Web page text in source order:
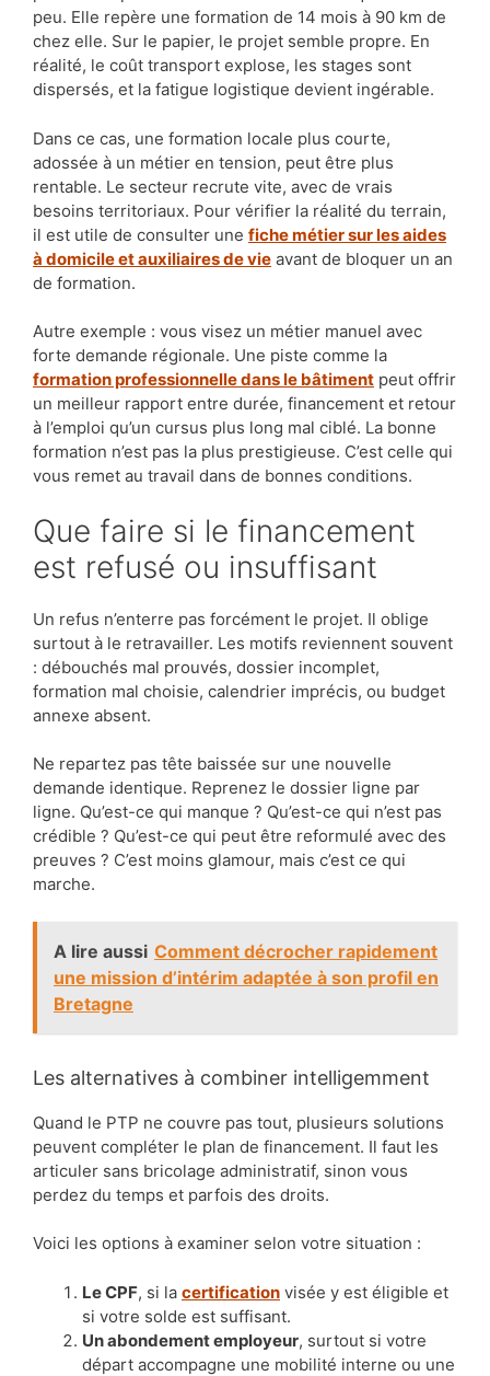
peu. Elle repère une formation de 14 mois à 90 km de
chez elle. Sur le papier, le projet semble propre. En
réalité, le coût transport explose, les stages sont
dispersés, et la fatigue logistique devient ingérable.
Dans ce cas, une formation locale plus courte,
adossée à un métier en tension, peut être plus
rentable. Le secteur recrute vite, avec de vrais
besoins territoriaux. Pour vérifier la réalité du terrain,
il est utile de consulter une fiche métier sur les aides
à domicile et auxiliaires de vie avant de bloquer un an
de formation.
Autre exemple : vous visez un métier manuel avec
forte demande régionale. Une piste comme la
formation professionnelle dans le bâtiment peut offrir
un meilleur rapport entre durée, financement et retour
à l’emploi qu’un cursus plus long mal ciblé. La bonne
formation n’est pas la plus prestigieuse. C’est celle qui
vous remet au travail dans de bonnes conditions.
Que faire si le financement
est refusé ou insuffisant
Un refus n’enterre pas forcément le projet. Il oblige
surtout à le retravailler. Les motifs reviennent souvent
: débouchés mal prouvés, dossier incomplet,
formation mal choisie, calendrier imprécis, ou budget
annexe absent.
Ne repartez pas tête baissée sur une nouvelle
demande identique. Reprenez le dossier ligne par
ligne. Qu’est-ce qui manque ? Qu’est-ce qui n’est pas
crédible ? Qu’est-ce qui peut être reformulé avec des
preuves ? C’est moins glamour, mais c’est ce qui
marche.
A lire aussi Comment décrocher rapidement
une mission d’intérim adaptée à son profil en
Bretagne
Les alternatives à combiner intelligemment
Quand le PTP ne couvre pas tout, plusieurs solutions
peuvent compléter le plan de financement. Il faut les
articuler sans bricolage administratif, sinon vous
perdez du temps et parfois des droits.
Voici les options à examiner selon votre situation :
Le CPF, si la certification visée y est éligible et
si votre solde est suffisant.
Un abondement employeur, surtout si votre
départ accompagne une mobilité interne ou une